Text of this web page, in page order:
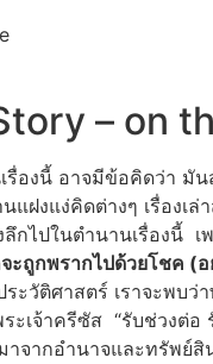
– on
รื่องนี้ อาจมีข้อคิดว่า
แฝงแง่คิดต่างๆ เรื่องเ
กไปในตำนานเรื่องนี้ เ
ะถูกพรากไปด้วยโชค (
ะวัติศาสตร์ เราจะพบว่
ระเจ้าครีซัส “รับช่วงต่
จากอำนาจและทรัพย์